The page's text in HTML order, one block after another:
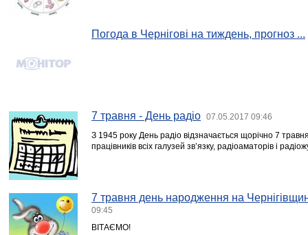
Погода в Чернігові на тиждень, прогноз ...
7 травня - День радіо 07.05.2017 09:46
З 1945 року День радіо відзначається щорічно 7
працівників всіх галузей зв’язку, радіоаматорів і
7 травня день народження на
09:45
ВІТАЄМО!